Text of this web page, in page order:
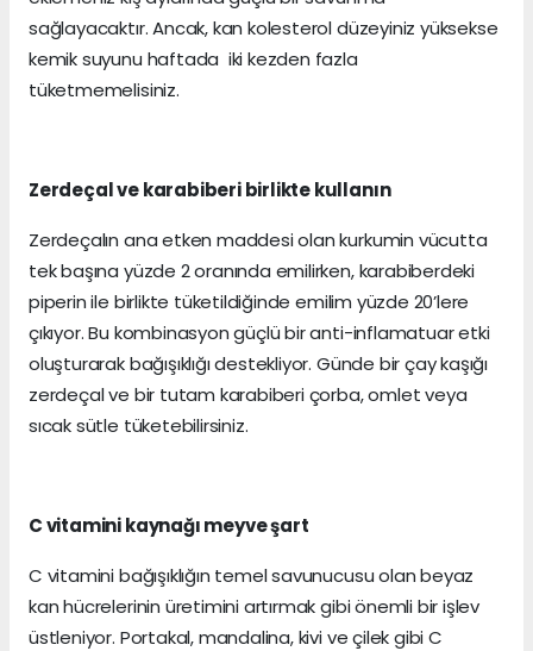
sağlayacaktır. Ancak, kan kolesterol düzeyiniz yüksekse
kemik suyunu haftada iki kezden fazla
tüketmemelisiniz.
Zerdeçal ve karabiberi birlikte kullanın
Zerdeçalın ana etken maddesi olan kurkumin vücutta
tek başına yüzde 2 oranında emilirken, karabiberdeki
piperin ile birlikte tüketildiğinde emilim yüzde 20’lere
çıkıyor. Bu kombinasyon güçlü bir anti-inflamatuar etki
oluşturarak bağışıklığı destekliyor. Günde bir çay kaşığı
zerdeçal ve bir tutam karabiberi çorba, omlet veya
sıcak sütle tüketebilirsiniz.
C vitamini kaynağı meyve şart
C vitamini bağışıklığın temel savunucusu olan beyaz
kan hücrelerinin üretimini artırmak gibi önemli bir işlev
üstleniyor. Portakal, mandalina, kivi ve çilek gibi C